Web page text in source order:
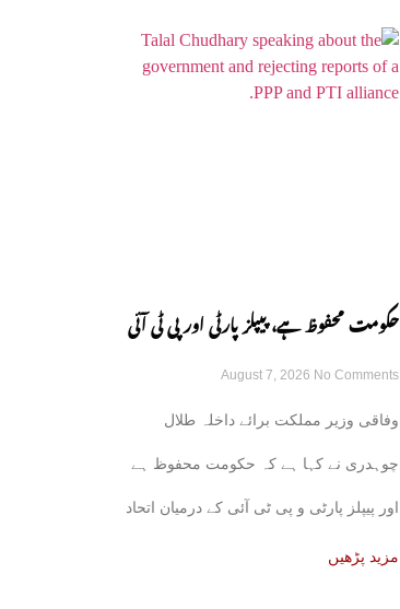
حکومت محفوظ ہے، پیپلز پارٹی اور پی ٹی آئی
کے اتحاد کی باتیں بے بنیاد ہیں: طلال چوہدری
August 7, 2026 No Comments
وفاقی وزیر مملکت برائے داخلہ طلال
چوہدری نے کہا ہے کہ حکومت محفوظ ہے
اور پیپلز پارٹی و پی ٹی آئی کے درمیان اتحاد
مزید پڑھیں